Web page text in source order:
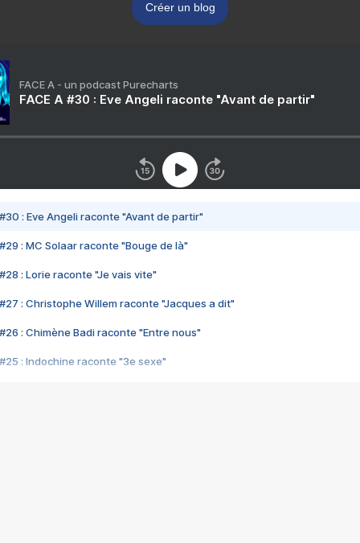
Créer un blog
FACE A - un podcast Purecharts
FACE A #30 : Eve Angeli raconte "Avant de partir"
#30 : Eve Angeli raconte "Avant de partir"
#29 : MC Solaar raconte "Bouge de là"
#28 : Lorie raconte "Je vais vite"
#27 : Christophe Willem raconte "Jacques a dit"
#26 : Chimène Badi raconte "Entre nous"
#25 : Indochine raconte "3e sexe"